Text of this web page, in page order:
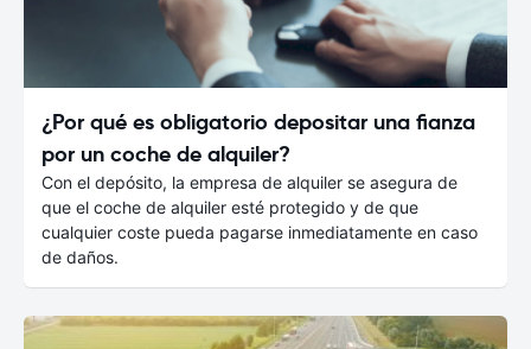
¿Por qué es obligatorio depositar una fianza
por un coche de alquiler?
Con el depósito, la empresa de alquiler se asegura de
que el coche de alquiler esté protegido y de que
cualquier coste pueda pagarse inmediatamente en caso
de daños.